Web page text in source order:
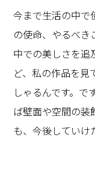
今まで生活の中で
の使命、やるべき
中での美しさを追
ど、私の作品を見
しゃるんです。
ば壁面や空間の装
も、今後していけ